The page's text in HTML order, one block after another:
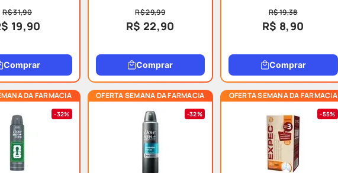
R$ 31,90
19,90
Comprar
R$ 29,99
R$ 22,90
Comprar
R$ 19,38
R$ 8,90
Comprar
DA FARMACIA
32%
OFERTA SEMANA DA FARMACIA
32%
OFERTA SEMANA DA FARMACIA
55%